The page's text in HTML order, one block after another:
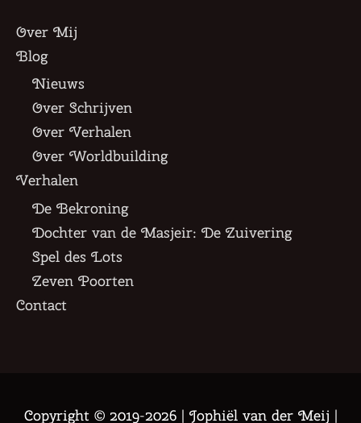
Over Mij
Blog
Nieuws
Over Schrijven
Over Verhalen
Over Worldbuilding
Verhalen
De Bekroning
Dochter van de Masjeir: De Zuivering
Spel des Lots
Zeven Poorten
Contact
Copyright © 2019-2026 | Jophiël van der Meij |